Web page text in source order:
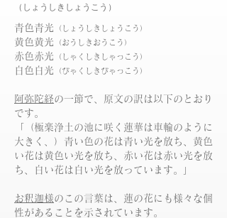
（しょうしきしょうこう）
青色青光 （しょうしきしょうこう）
黄色黄光 （おうしきおうこう）
赤色赤光 （しゃくしきしゃっこう）
白色白光 （びゃくしきびゃっこう）
阿弥陀経の一節で、原文の訳は以下のとおり
です。
「（極楽浄土の池に咲く蓮華は車輪のように
大きく、）青い色の花は青い光を放ち、黄色
い花は黄色い光を放ち、赤い花は赤い光を放
ち、白い花は白い光を放っています。」
​お釈迦様のこの言葉は、蓮の花にも様々な個
性があることを示されています。